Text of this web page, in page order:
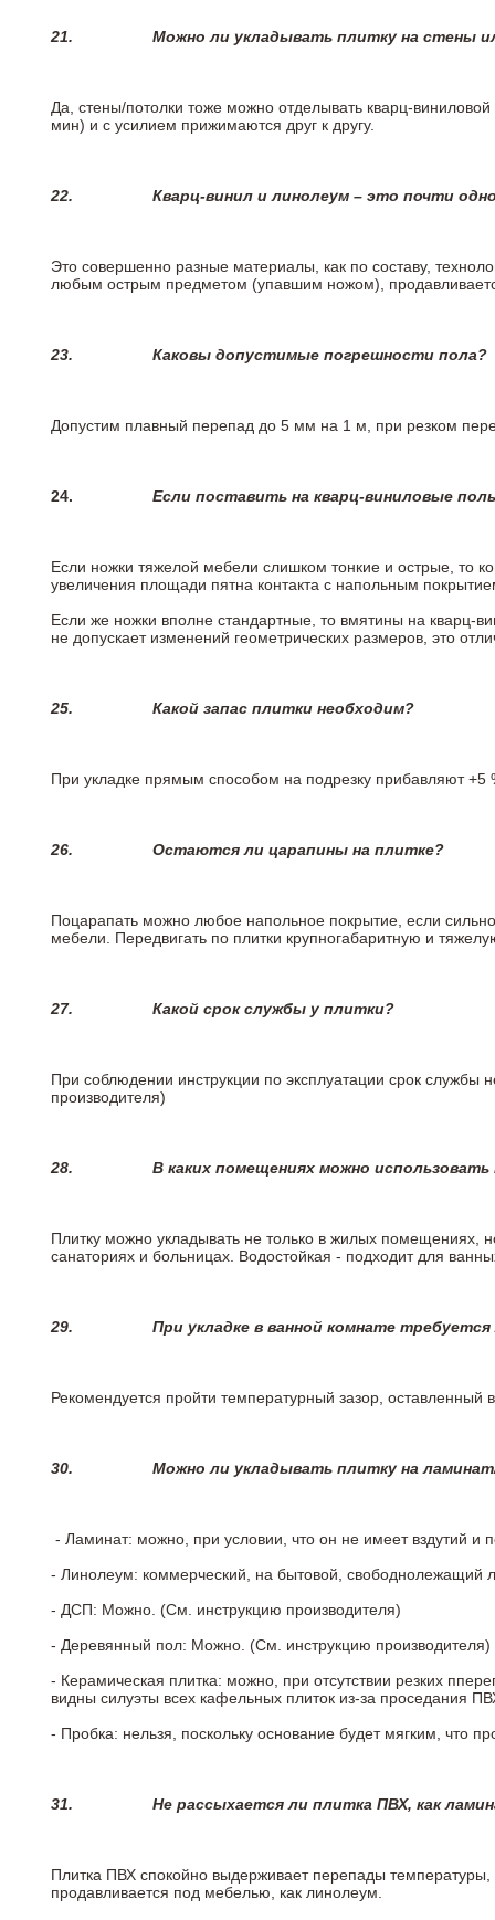
21. Можно ли укладывать плитку на стены
Да, стены/потолки тоже можно отделывать кварц-
мин) и с усилием прижимаются друг к другу.
22. Кварц-винил и линолеум – это почти
Это совершенно разные материалы, как по составу,
любым острым предметом (упавшим ножом),
23. Каковы допустимые погрешности пола?
Допустим плавный перепад до 5 мм на 1 м, при резком
24. Если поставить на кварц-виниловые
Если ножки тяжелой мебели слишком тонкие и острые, то
увеличения площади пятна контакта с напольным
Если же ножки вполне стандартные, то вмятины на кварц-
не допускает изменений геометрических размеров, это
25. Какой запас плитки необходим?
При укладке прямым способом на подрезку прибавляют +5
26. Остаются ли царапины на плитке?
Поцарапать можно любое напольное покрытие, если
мебели. Передвигать по плитки крупногабаритную и
27. Какой срок службы у плитки?
При соблюдении инструкции по эксплуатации срок
производителя)
28. В каких помещениях можно
Плитку можно укладывать не только в жилых помещениях,
санаториях и больницах. Водостойкая - подходит для
29. При укладке в ванной комнате
Рекомендуется пройти температурный зазор,
30. Можно ли укладывать плитку на
- Ламинат: можно, при условии, что он не имеет вздутий
- Линолеум: коммерческий, на бытовой, свободнолежащий
- ДСП: Можно. (См. инструкцию производителя)
- Деревянный пол: Можно. (См. инструкцию производителя)
- Керамическая плитка: можно, при отсутствии резких
видны силуэты всех кафельных плиток из-за проседания
- Пробка: нельзя, поскольку основание будет мягким, что
31. Не рассыхается ли плитка ПВХ, как
Плитка ПВХ спокойно выдерживает перепады температуры,
продавливается под мебелью, как линолеум.